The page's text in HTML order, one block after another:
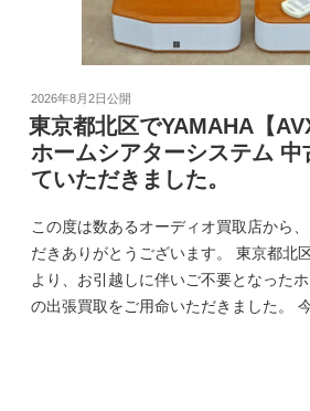
2026年8月2日公開
東京都北区でYAMAHA【
ホームシアターシステム 中
ていただきました。
この度は数あるオーディオ買取店から
だきありがとうございます。 東京都北
より、お引越しに伴いご不要となった
の出張買取をご用命いただきました。